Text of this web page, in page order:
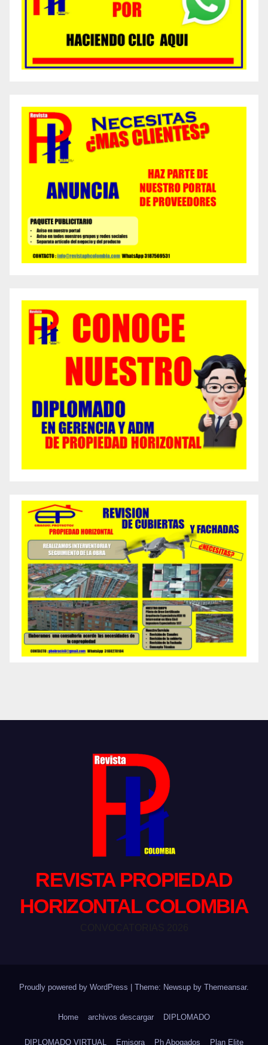
REVISTA PROPIEDAD
HORIZONTAL COLOMBIA
Proudly powered by WordPress Theme: Newsup by Themeansar.
Home archivos descargar DIPLOMADO
DIPLOMADO VIRTUAL Emisora Ph Abogados Plan Elite